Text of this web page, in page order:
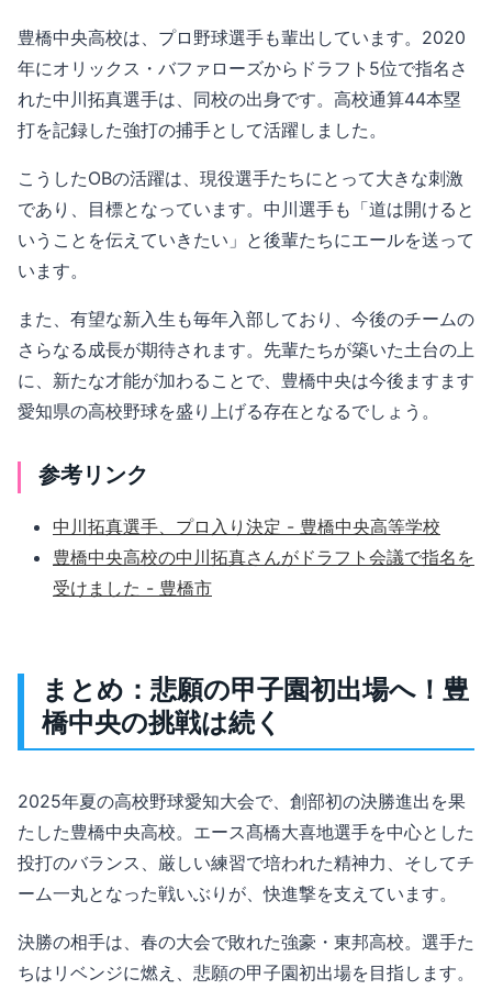
豊橋中央高校は、プロ野球選手も輩出しています。2020
年にオリックス・バファローズからドラフト5位で指名さ
れた中川拓真選手は、同校の出身です。高校通算44本塁
打を記録した強打の捕手として活躍しました。
こうしたOBの活躍は、現役選手たちにとって大きな刺激
であり、目標となっています。中川選手も「道は開けると
いうことを伝えていきたい」と後輩たちにエールを送って
います。
また、有望な新入生も毎年入部しており、今後のチームの
さらなる成長が期待されます。先輩たちが築いた土台の上
に、新たな才能が加わることで、豊橋中央は今後ますます
愛知県の高校野球を盛り上げる存在となるでしょう。
参考リンク
中川拓真選手、プロ入り決定 - 豊橋中央高等学校
豊橋中央高校の中川拓真さんがドラフト会議で指名を
受けました - 豊橋市
まとめ：悲願の甲子園初出場へ！豊
橋中央の挑戦は続く
2025年夏の高校野球愛知大会で、創部初の決勝進出を果
たした豊橋中央高校。エース髙橋大喜地選手を中心とした
投打のバランス、厳しい練習で培われた精神力、そしてチ
ーム一丸となった戦いぶりが、快進撃を支えています。
決勝の相手は、春の大会で敗れた強豪・東邦高校。選手た
ちはリベンジに燃え、悲願の甲子園初出場を目指します。